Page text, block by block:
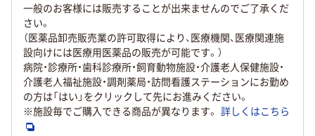
一般のお客様には販売することが出来ませんのでご了承くだ
さい。
（医薬品卸売販売業の許可取得により、医療機関、医療関連施
設向けには医療用医薬品の販売が可能です。）
病院・診療所・歯科診療所・飼育動物施設・介護老人保健施設・
介護老人福祉施設・調剤薬局・訪問看護ステーションにお勤め
の方は「はい」をクリックして先にお進みください。
※施設毎でご購入できる商品が異なります。 詳しくはこちら